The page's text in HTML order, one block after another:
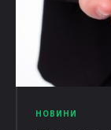
НОВИНИ